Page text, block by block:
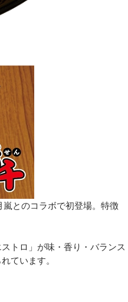
とのコラボで初登場。特徴
トロ」が味・香り・バランス
ています。